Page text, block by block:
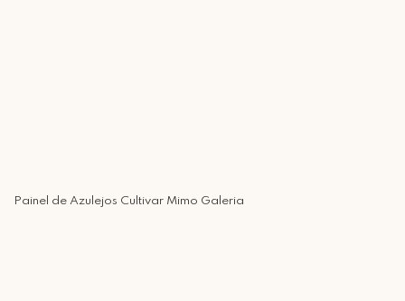
Painel de Azulejos Cultivar Mimo Galeria